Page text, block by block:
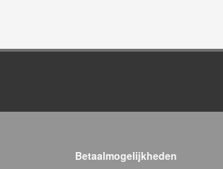
Betaalmogelijkheden